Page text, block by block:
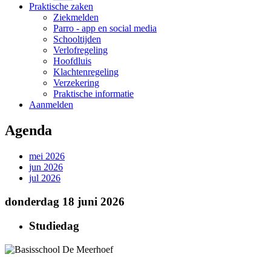
Praktische zaken
Ziekmelden
Parro - app en social media
Schooltijden
Verlofregeling
Hoofdluis
Klachtenregeling
Verzekering
Praktische informatie
Aanmelden
Agenda
mei 2026
jun 2026
jul 2026
donderdag 18 juni 2026
Studiedag